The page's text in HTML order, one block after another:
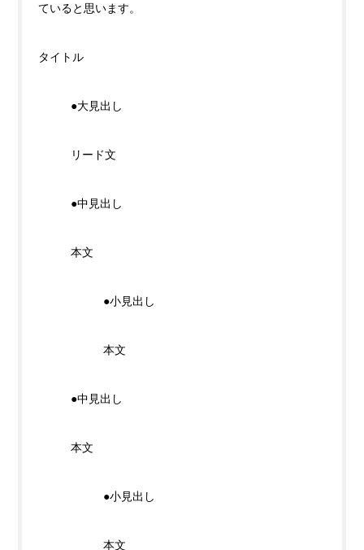
ていると思います。
タイトル
●大見出し
リード文
●中見出し
本文
●小見出し
本文
●中見出し
本文
●小見出し
本文